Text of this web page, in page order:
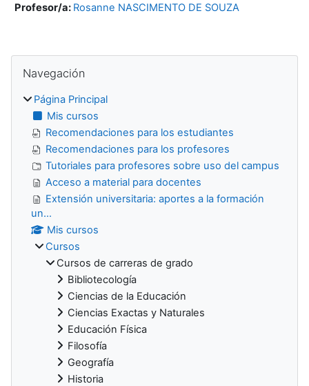
Profesor/a: Rosanne NASCIMENTO DE SOUZA
Bloques
Navegación
Página Principal
Mis cursos
Recomendaciones para los estudiantes
Recomendaciones para los profesores
Tutoriales para profesores sobre uso del campus
Acceso a material para docentes
Extensión universitaria: aportes a la formación
un...
Mis cursos
Cursos
Cursos de carreras de grado
Bibliotecología
Ciencias de la Educación
Ciencias Exactas y Naturales
Educación Física
Filosofía
Geografía
Historia